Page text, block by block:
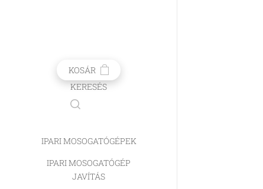
KOSÁR
KERESÉS
IPARI MOSOGATÓGÉPEK
IPARI MOSOGATÓGÉP
JAVÍTÁS